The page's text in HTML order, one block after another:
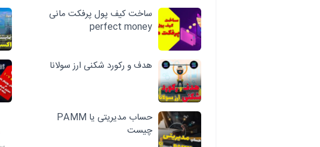
ساخت کیف پول پرفکت مانی
perfect money
هدف و رکورد شکنی ارز سولانا
حساب مدیریتی یا PAMM
چیست